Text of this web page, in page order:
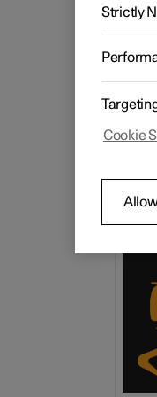
En la
Strictly
Cookie